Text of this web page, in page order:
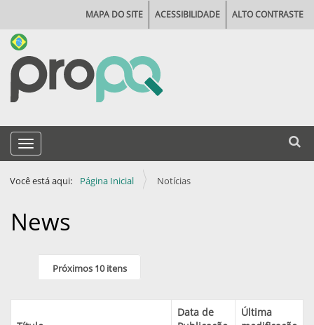
Busca
MAPA DO SITE ACESSIBILIDADE ALTO CONTRASTE
Toggle navigation
Você está aqui: Página Inicial Notícias
News
Próximos 10 itens
Data de
Última